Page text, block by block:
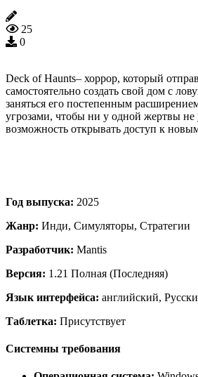
25
0
Deck of Haunts– хоррор, который
самостоятельно создать свой дом с
заняться его постепенным
угрозами, чтобы ни у одной жертвы не
возможность открывать доступ к
Год выпуска: 2025
Жанр: Инди, Симуляторы, Стратегии
Разработчик: Mantis
Версия: 1.21 Полная (Последняя)
Язык интерфейса: английский,
Таблетка: Присутствует
Системны требования